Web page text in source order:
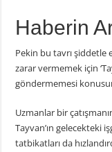
Haberin
Pekin bu tavrı şiddetle
zarar vermemek için
göndermemesi
Uzmanlar bir
Tayvan’ın gelecekteki
tatbikatları da